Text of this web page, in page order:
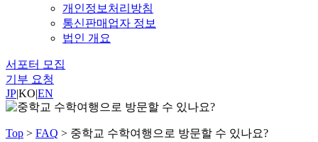
개인정보처리방침
통신판매업자 정보
법인 개요
서포터 모집
기부 요청
JP|KO|EN
Top > FAQ > 중학교 수학여행으로 방문할 수 있나요?